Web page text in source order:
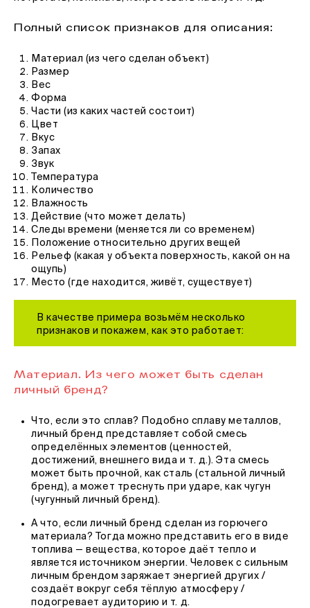
Полный список признаков для описания:
Материал (из чего сделан объект)
Размер
Вес
Форма
Части (из каких частей состоит)
Цвет
Вкус
Запах
Звук
Температура
Количество
Влажность
Действие (что может делать)
Следы времени (меняется ли со временем)
Положение относительно других вещей
Рельеф (какая у объекта поверхность, какой он на
ощупь)
Место (где находится, живёт, существует)
В качестве примера возьмём несколько
признаков и покажем, как это работает:
Материал. Из чего может быть сделан
личный бренд?
Что, если это сплав? Подобно сплаву металлов,
личный бренд представляет собой смесь
определённых элементов (ценностей,
достижений, внешнего вида и т. д.). Эта смесь
может быть прочной, как сталь (стальной личный
бренд), а может треснуть при ударе, как чугун
(чугунный личный бренд).
А что, если личный бренд сделан из горючего
материала? Тогда можно представить его в виде
топлива — вещества, которое даёт тепло и
является источником энергии. Человек с сильным
личным брендом заряжает энергией других /
создаёт вокруг себя тёплую атмосферу /
подогревает аудиторию и т. д.